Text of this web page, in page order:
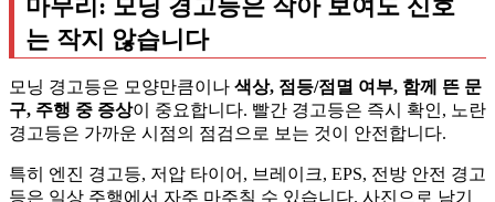
마무리: 모닝 경고등은 작아 보여도 신호
는 작지 않습니다
모닝 경고등은 모양만큼이나 색상, 점등/점멸 여부, 함께 뜬 문
구, 주행 중 증상이 중요합니다. 빨간 경고등은 즉시 확인, 노란
경고등은 가까운 시점의 점검으로 보는 것이 안전합니다.
특히 엔진 경고등, 저압 타이어, 브레이크, EPS, 전방 안전 경고
등은 일상 주행에서 자주 마주칠 수 있습니다. 사진으로 남기